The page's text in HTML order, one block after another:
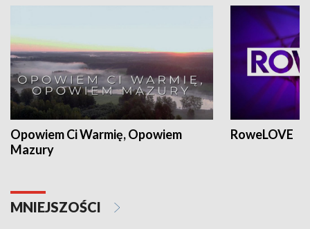
Opowiem Ci Warmię, Opowiem
Mazury
RoweLOVE
MNIEJSZOŚCI